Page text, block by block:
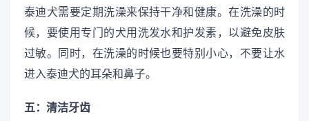
泰迪犬需要定期洗澡来保持干净和健康。在洗澡的时
候，要使用专门的犬用洗发水和护发素，以避免皮肤
过敏。同时，在洗澡的时候也要特别小心，不要让水
进入泰迪犬的耳朵和鼻子。
五：清洁牙齿